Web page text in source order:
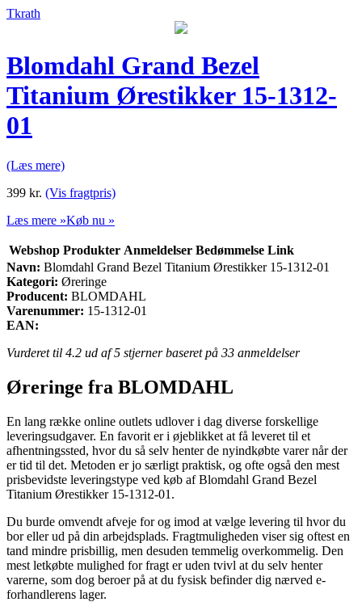
Tkrath
Blomdahl Grand Bezel
Titanium Ørestikker 15-1312-
01
(Læs mere)
399 kr. (Vis fragtpris)
Læs mere »Køb nu »
Webshop Produkter Anmeldelser Bedømmelse Link
Navn: Blomdahl Grand Bezel Titanium Ørestikker 15-1312-01
Kategori: Øreringe
Producent: BLOMDAHL
Varenummer: 15-1312-01
EAN:
Vurderet til 4.2 ud af 5 stjerner baseret på 33 anmeldelser
Øreringe fra BLOMDAHL
En lang række online outlets udlover i dag diverse forskellige
leveringsudgaver. En favorit er i øjeblikket at få leveret til et
afhentningssted, hvor du så selv henter de nyindkøbte varer når der
er tid til det. Metoden er jo særligt praktisk, og ofte også den mest
prisbevidste leveringstype ved køb af Blomdahl Grand Bezel
Titanium Ørestikker 15-1312-01.
Du burde omvendt afveje for og imod at vælge levering til hvor du
bor eller ud på din arbejdsplads. Fragtmuligheden viser sig oftest en
tand mindre prisbillig, men desuden temmelig overkommelig. Den
mest letkøbte mulighed for fragt er uden tvivl at du selv henter
varerne, som dog beroer på at du fysisk befinder dig nærved e-
forhandlerens lager.